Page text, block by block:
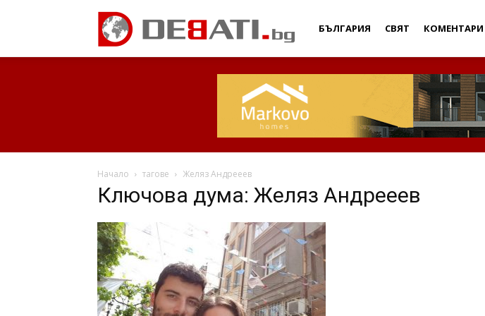
Дебати
БЪЛГАРИЯ СВЯТ КОМЕНТАРИ
Начало тагове Желяз Андрееев
Ключова дума: Желяз Андрееев